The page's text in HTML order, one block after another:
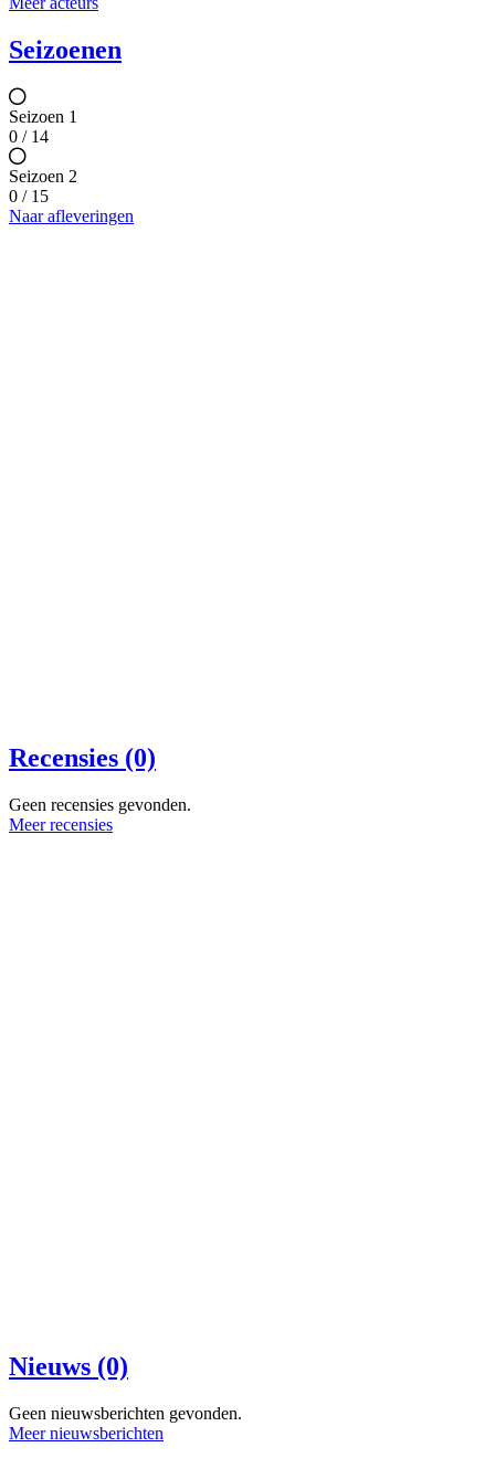
Seizoenen
Seizoen 1
0 / 14
Seizoen 2
0 / 15
Naar afleveringen
Recensies (0)
Geen recensies gevonden.
Meer recensies
Nieuws (0)
Geen nieuwsberichten gevonden.
Meer nieuwsberichten